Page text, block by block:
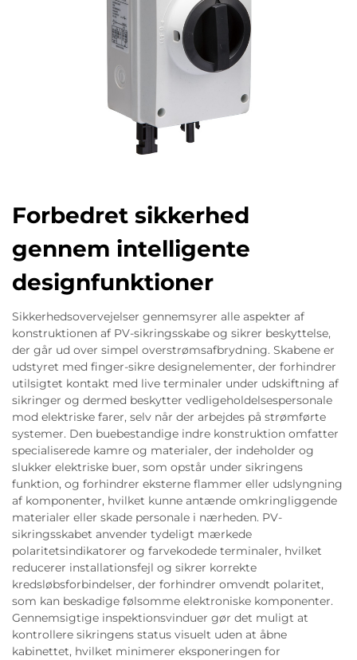
Forbedret sikkerhed
gennem intelligente
designfunktioner
Sikkerhedsovervejelser gennemsyrer alle aspekter af
konstruktionen af PV-sikringsskabe og sikrer beskyttelse,
der går ud over simpel overstrømsafbrydning. Skabene er
udstyret med finger-sikre designelementer, der forhindrer
utilsigtet kontakt med live terminaler under udskiftning af
sikringer og dermed beskytter vedligeholdelsespersonale
mod elektriske farer, selv når der arbejdes på strømførte
systemer. Den buebestandige indre konstruktion omfatter
specialiserede kamre og materialer, der indeholder og
slukker elektriske buer, som opstår under sikringens
funktion, og forhindrer eksterne flammer eller udslyngning
af komponenter, hvilket kunne antænde omkringliggende
materialer eller skade personale i nærheden. PV-
sikringsskabet anvender tydeligt mærkede
polaritetsindikatorer og farvekodede terminaler, hvilket
reducerer installationsfejl og sikrer korrekte
kredsløbsforbindelser, der forhindrer omvendt polaritet,
som kan beskadige følsomme elektroniske komponenter.
Gennemsigtige inspektionsvinduer gør det muligt at
kontrollere sikringens status visuelt uden at åbne
kabinettet, hvilket minimerer eksponeringen for